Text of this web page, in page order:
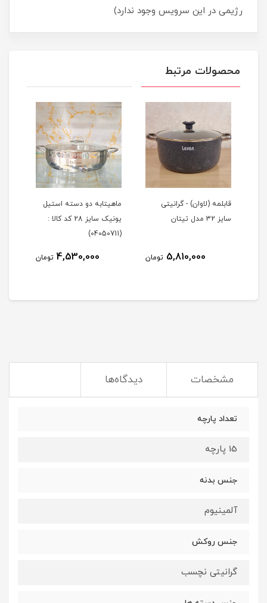
رژیمی در این سرویس وجود ندارد)
محصولات مرتبط
قابلمه (لاوان) - گرانیتی
سایز 32 مدل تیتان
5,810,000 تومان
ماهیتابه دو دسته استیل
یونیک سایز 28 کد کالا :
(04050711)
4,530,000 تومان
مشخصات دیدگاه‌ها
تعداد پارچه
15 پارچه
جنس بدنه
آلمینیوم
جنس روکش
گرانیتی نچسب